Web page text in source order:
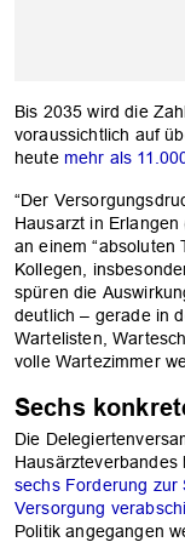
Bis 2035 wird die
voraussichtlich auf
heute mehr als
“Der
Hausarzt in
an einem “absoluten
Kollegen,
spüren die
deutlich – gerade in
Wartelisten,
volle Wartezimmer
Sechs
Die
Hausärzteverbandes
sechs Forderung zur
Versorgung
Politik angegangen